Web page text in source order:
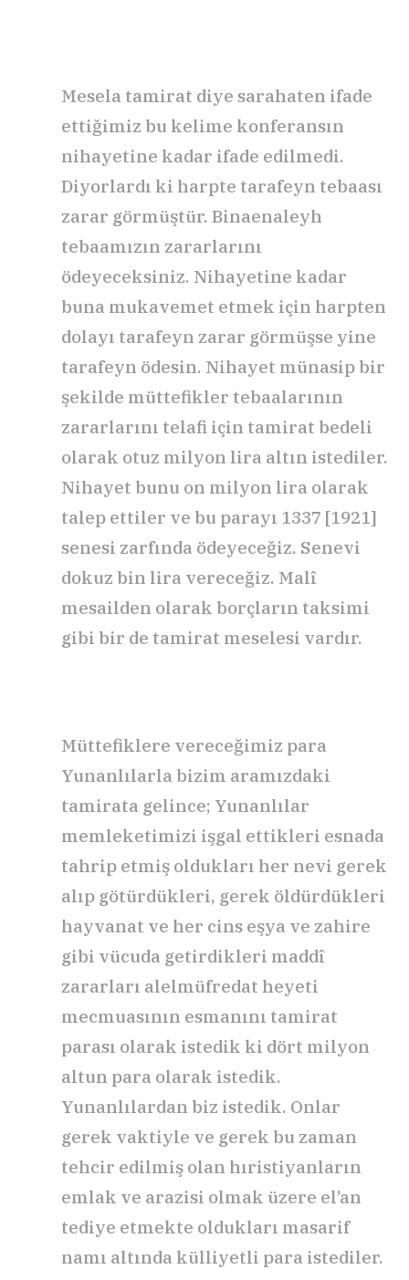
Mesela tamirat diye sarahaten ifade
ettiğimiz bu kelime konferansın
nihayetine kadar ifade edilmedi.
Diyorlardı ki harpte tarafeyn tebaası
zarar görmüştür. Binaenaleyh
tebaamızın zararlarını
ödeyeceksiniz. Nihayetine kadar
buna mukavemet etmek için harpten
dolayı tarafeyn zarar görmüşse yine
tarafeyn ödesin. Nihayet münasip bir
şekilde müttefikler tebaalarının
zararlarını telafi için tamirat bedeli
olarak otuz milyon lira altın istediler.
Nihayet bunu on milyon lira olarak
talep ettiler ve bu parayı 1337 [1921]
senesi zarfında ödeyeceğiz. Senevi
dokuz bin lira vereceğiz. Malî
mesailden olarak borçların taksimi
gibi bir de tamirat meselesi vardır.
Müttefiklere vereceğimiz para
Yunanlılarla bizim aramızdaki
tamirata gelince; Yunanlılar
memleketimizi işgal ettikleri esnada
tahrip etmiş oldukları her nevi gerek
alıp götürdükleri, gerek öldürdükleri
hayvanat ve her cins eşya ve zahire
gibi vücuda getirdikleri maddî
zararları alelmüfredat heyeti
mecmuasının esmanını tamirat
parası olarak istedik ki dört milyon
altun para olarak istedik.
Yunanlılardan biz istedik. Onlar
gerek vaktiyle ve gerek bu zaman
tehcir edilmiş olan hıristiyanların
emlak ve arazisi olmak üzere el’an
tediye etmekte oldukları masarif
namı altında külliyetli para istediler.